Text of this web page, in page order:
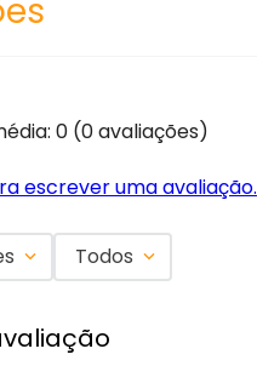
0 (0 avaliações)
escrever uma avaliação.
Todos